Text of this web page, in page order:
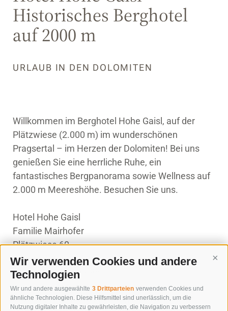
Wir verwenden Cookies und andere
Technologien
Wir und andere ausgewählte 3 Drittparteien verwenden Cookies und
ähnliche Technologien. Diese Hilfsmittel sind unerlässlich, um die
Nutzung digitaler Inhalte zu gewährleisten, die Navigation zu verbessern
Historisches Berghotel
auf 2000 m
URLAUB IN DEN DOLOMITEN
Willkommen im Berghotel Hohe Gaisl, auf der
Plätzwiese (2.000 m) im wunderschönen
Pragsertal – im Herzen der Dolomiten! Bei uns
genießen Sie eine herrliche Ruhe, ein
fantastisches Bergpanorama sowie Wellness auf
2.000 m Meereshöhe. Besuchen Sie uns.
Hotel Hohe Gaisl
Familie Mairhofer
Plätzwiese 60
I-39030 Prags
Tel. +39 0474 646695
E-Mail:hotel@hohegaisl.com